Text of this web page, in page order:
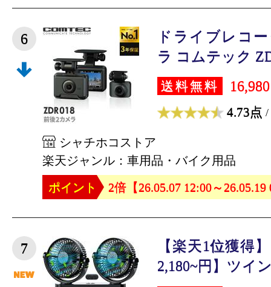
6
ドライブレコ
ラ コムテック
送料無料
4.73点 /
シャチホコストア
楽天ジャンル：車用品・バイク用品
ポイント
2倍【26.05.07 12:00～26.05.19
7
【楽天1位獲得
2,180~円】ツイ